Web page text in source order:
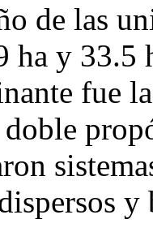
de las
ha y 33.5
fue